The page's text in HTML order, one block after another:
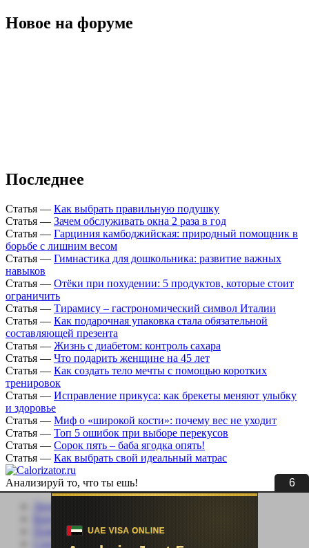
6
Новое на форуме
Последнее
Статья — Как выбрать правильную подушку
Статья — Зачем обслуживать окна 2 раза в год
Статья — Гарциния камбоджийская: природный помощник в
борьбе с лишним весом
Статья — Гимнастика для дошкольника: развитие важных
навыков
Статья — Отёки при похудении: 5 продуктов, которые стоит
ограничить
Статья — Тирамису – гастрономический символ Италии
Статья — Как подарочная упаковка стала обязательной
составляющей презента
Статья — Жизнь с диабетом: контроль сахара
Статья — Что подарить женщине на 45 лет
Статья — Как создать тело мечты с помощью коротких
тренировок
Статья — Исправление прикуса: как брекеты меняют улыбку
и здоровье
Статья — Миф о «широкой кости»: почему вес не уходит
Статья — Топ 5 ошибок при выборе перекусов
Статья — Сорок пять – баба ягодка опять!
Статья — Как выбрать свой идеальный матрас
Анализируй то, что ты ешь!
Личный кабинет
Помощь сайту
Соцсети